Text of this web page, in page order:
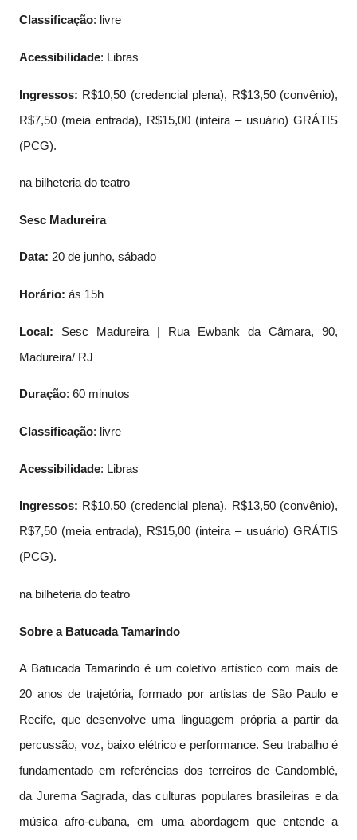
Classificação: livre
Acessibilidade: Libras
Ingressos: R$10,50 (credencial plena), R$13,50 (convênio),
R$7,50 (meia entrada), R$15,00 (inteira – usuário) GRÁTIS
(PCG).
na bilheteria do teatro
Sesc Madureira
Data: 20 de junho, sábado
Horário: às 15h
Local: Sesc Madureira | Rua Ewbank da Câmara, 90,
Madureira/ RJ
Duração: 60 minutos
Classificação: livre
Acessibilidade: Libras
Ingressos: R$10,50 (credencial plena), R$13,50 (convênio),
R$7,50 (meia entrada), R$15,00 (inteira – usuário) GRÁTIS
(PCG).
na bilheteria do teatro
Sobre a Batucada Tamarindo
A Batucada Tamarindo é um coletivo artístico com mais de
20 anos de trajetória, formado por artistas de São Paulo e
Recife, que desenvolve uma linguagem própria a partir da
percussão, voz, baixo elétrico e performance. Seu trabalho é
fundamentado em referências dos terreiros de Candomblé,
da Jurema Sagrada, das culturas populares brasileiras e da
música afro-cubana, em uma abordagem que entende a